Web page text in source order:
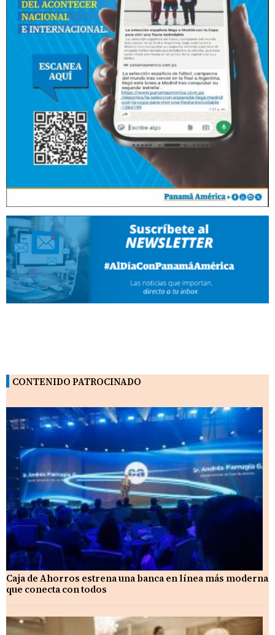
CONTENIDO PATROCINADO
Caja de Ahorros estrena una banca en línea más moderna
que conecta con todos